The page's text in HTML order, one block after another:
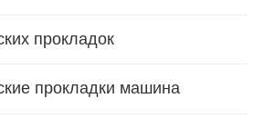
прокладок
прокладки машина